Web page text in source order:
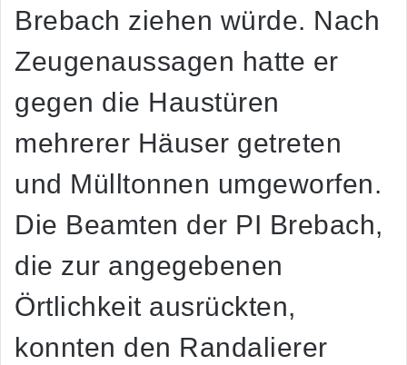
Brebach ziehen würde. Nach
Zeugenaussagen hatte er
gegen die Haustüren
mehrerer Häuser getreten
und Mülltonnen umgeworfen.
Die Beamten der PI Brebach,
die zur angegebenen
Örtlichkeit ausrückten,
konnten den Randalierer